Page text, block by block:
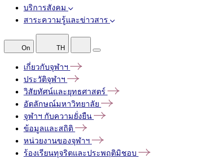
บริการสังคม
สาระความรู้และข่าวสาร
On TH
เกี่ยวกับจุฬาฯ
ประวัติจุฬาฯ
วิสัยทัศน์และยุทธศาสตร์
อัตลักษณ์มหาวิทยาลัย
จุฬาฯ กับความยั่งยืน
ข้อมูลและสถิติ
หน่วยงานของจุฬาฯ
ร้องเรียนทุจริตและประพฤติมิชอบ